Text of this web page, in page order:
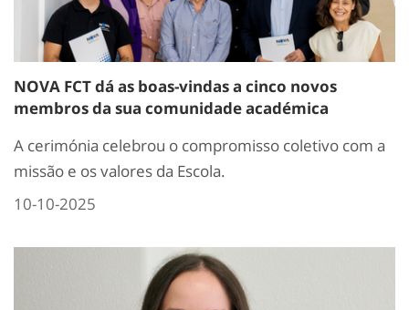
NOVA FCT dá as boas-vindas a cinco novos
membros da sua comunidade académica
A cerimónia celebrou o compromisso coletivo com a
missão e os valores da Escola.
10-10-2025